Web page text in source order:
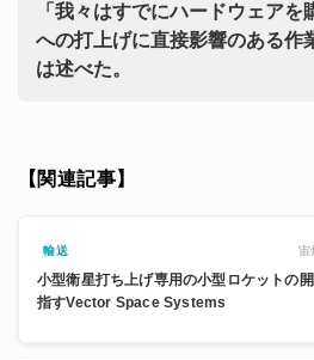
「我々はすでにハードウェア
への打上げに直接影響のある作
は述べた。
【関連記事】
輸送 宙
小型衛星打ち上げ専用の小型ロケットの開
指すVector Space Systems